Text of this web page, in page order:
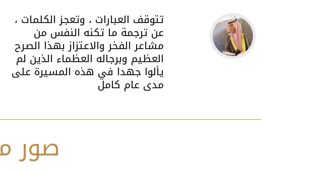
تتوقف العبارات ، وتعجز الكلمات ،
عن ترجمة ما تكنه النفس من
مشاعر الفخر والاعتزاز بهذا الصرح
العظيم وبرجاله العظماء الذين لم
يألوا جهدا في هذه المسيرة على
مدى عام كامل
صور